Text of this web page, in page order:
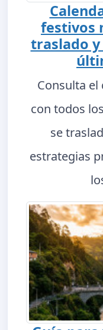
festivos
traslado
Consulta el
con todos
se
estrategias